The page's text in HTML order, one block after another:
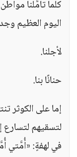
كلما تأمَّلنا
اليوم العظيم
لأجلنا.
حنانًا بنا.
إما على الكوثر
لتسقيهم لتسارع
في لهفةٍ: «أُمَّتي